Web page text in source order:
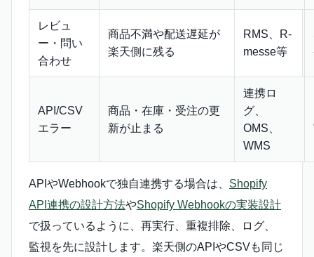
レビュ
ー・問い
合わせ
商品不満や配送遅延が
楽天側に残る
RMS、R-
messe等
API/CSV
エラー
商品・在庫・受注の更
新が止まる
連携ロ
グ、
OMS、
WMS
APIやWebhookで独自連携する場合は、 Shopify
API連携の設計方法やShopify Webhookの実装設計
で扱っているように、再実行、重複排除、ログ、
監視を先に設計します。楽天側のAPIやCSVも同じ